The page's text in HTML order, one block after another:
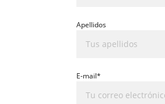
Apellidos
E-mail*